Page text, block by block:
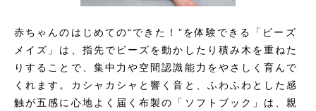
赤ちゃんのはじめての“できた！”を体験できる「ビーズ
メイズ」は、指先でビーズを動かしたり積み木を重ねた
りすることで、集中力や空間認識能力をやさしく育んで
くれます。カシャカシャと響く音と、ふわふわとした感
触が五感に心地よく届く布製の「ソフトブック」は、親